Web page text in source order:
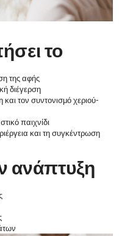
το
της αφής
διέγερση
τον συντονισμό χεριού-
παιχνίδι
και τη συγκέντρωση
ανάπτυξη